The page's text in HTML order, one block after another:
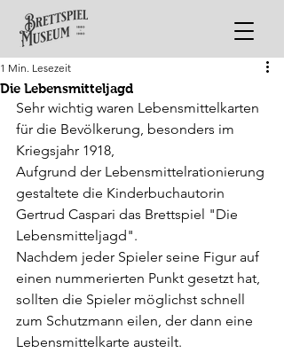
Die Lebensmitteljagd
1 Min. Lesezeit
Sehr wichtig waren Lebensmittelkarten
für die Bevölkerung, besonders im
Kriegsjahr 1918,
Aufgrund der Lebensmittelrationierung
gestaltete die Kinderbuchautorin
Gertrud Caspari das Brettspiel "Die
Lebensmitteljagd".
Nachdem jeder Spieler seine Figur auf
einen nummerierten Punkt gesetzt hat,
sollten die Spieler möglichst schnell
zum Schutzmann eilen, der dann eine
Lebensmittelkarte austeilt.